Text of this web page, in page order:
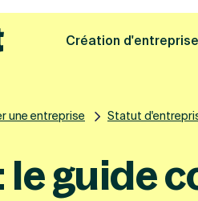
Création d'entreprise
une entreprise Statut
le guide